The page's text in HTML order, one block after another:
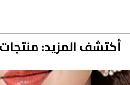
حجم المنتج: 172×76×214 ملم
جهد الخرج: 5 فولت/2000 مللي أمبير
وضع الموسيقى: 256 نوعًا من أوضاع إضاءة
أكتشف المزيد: